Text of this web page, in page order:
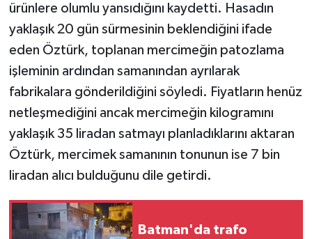
ürünlere olumlu yansıdığını kaydetti. Hasadın
yaklaşık 20 gün sürmesinin beklendiğini ifade
eden Öztürk, toplanan mercimeğin patozlama
işleminin ardından samanından ayrılarak
fabrikalara gönderildiğini söyledi. Fiyatların henüz
netleşmediğini ancak mercimeğin kilogramını
yaklaşık 35 liradan satmayı planladıklarını aktaran
Öztürk, mercimek samanının tonunun ise 7 bin
liradan alıcı bulduğunu dile getirdi.
Batman'da trafo
SİYASET
SPOR HABERLERİ
TEKNOLOJİ
Turizm
ÜLKE GÜNDEMİ
YAŞAM